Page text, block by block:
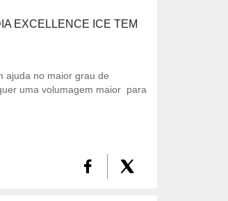
EXCELLENCE ICE TEM
ajuda no maior grau de
uma volumagem maior para